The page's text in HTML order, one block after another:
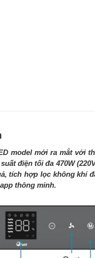
model mới ra mắt với
điện tối đa 470W
tích hợp lọc không khí
thông minh.